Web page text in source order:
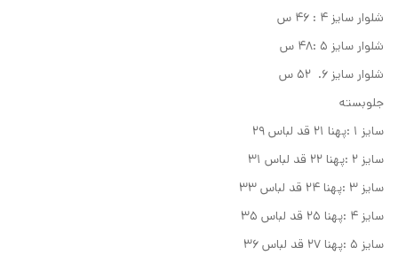
شلوار سایز ۴ : ۴۶ س
شلوار سایز ۵ :۴۸ س
شلوار سایز ۶. ۵۲ س
جلوبسته
سایز ۱ :پهنا ۲۱ قد لباس ۲۹
سایز ۲ :پهنا ۲۲ قد لباس ۳۱
سایز ۳ :پهنا ۲۴ قد لباس ۳۳
سایز ۴ :پهنا ۲۵ قد لباس ۳۵
سایز ۵ :پهنا ۲۷ قد لباس ۳۶